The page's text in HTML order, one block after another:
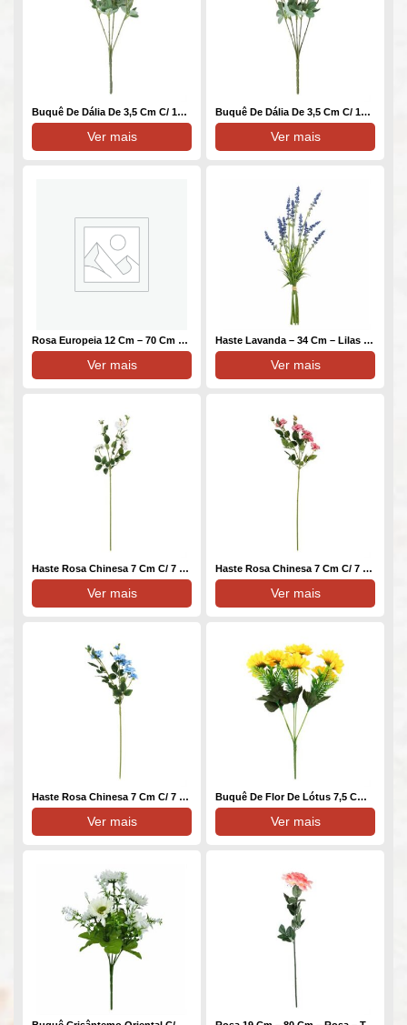
Buquê De Dália De 3,5 Cm C/ 15 – 36 Cm – Branco – Toque Acetinado
Ver mais
Buquê De Dália De 3,5 Cm C/ 15 – 36 Cm – Rosa – Toque Acetinado
Ver mais
Rosa Europeia 12 Cm – 70 Cm – Vermelho – Toque Acetinado
Ver mais
Haste Lavanda – 34 Cm – Lilas Toque Plástico
Ver mais
Haste Rosa Chinesa 7 Cm C/ 7 – 75 Cm – Branco – Toque SEDA
Ver mais
Haste Rosa Chinesa 7 Cm C/ 7 – 75 Cm – Pink – Toque SEDA
Ver mais
Haste Rosa Chinesa 7 Cm C/ 7 – 75 Cm – Azul – Toque SEDA
Ver mais
Buquê De Flor De Lótus 7,5 Cm C/ 6 – 35 Cm – Amarelo – Toque Acetinado
Ver mais